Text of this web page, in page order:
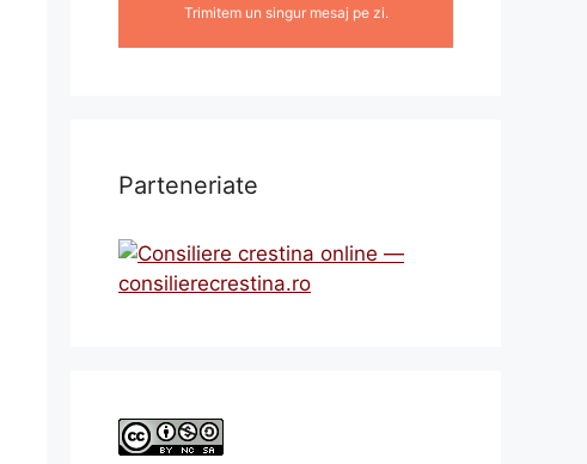
Trimitem un singur mesaj pe zi.
Parteneriate